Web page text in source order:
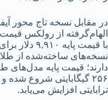
الهام‌گرفته از رولکس
نسخه‌های ساخته‌شده از
ترابایتی افزایش می‌یابد.